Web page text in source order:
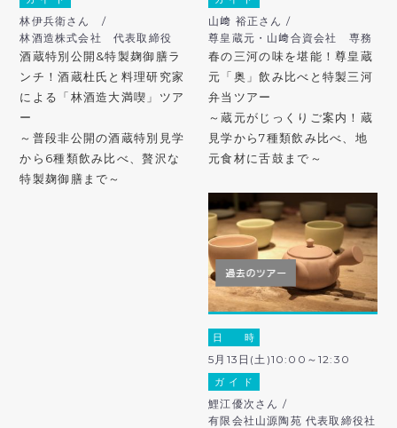
林伊兵衛さん /
林酒造株式会社 代表取締役
酒蔵特別公開&特製麹御膳ラ
ンチ！酒蔵杜氏と料理研究家
による「林酒造大満喫」ツア
ー
～普段非公開の酒蔵特別見学
から6種類飲み比べ、贅沢な
特製麹御膳まで～
山﨑 裕正さん /
尊皇蔵元・山﨑合資会社 専務
春の三河の味を堪能！尊皇蔵
元「奥」飲み比べと特製三河
弁当ツアー
～蔵元がじっくりご案内！蔵
見学から7種類飲み比べ、地
元食材に舌鼓まで～
日 時
5月13日(土)10:00～12:30
ガ イ ド
鯉江優次さん /
有限会社山源陶苑 代表取締役社